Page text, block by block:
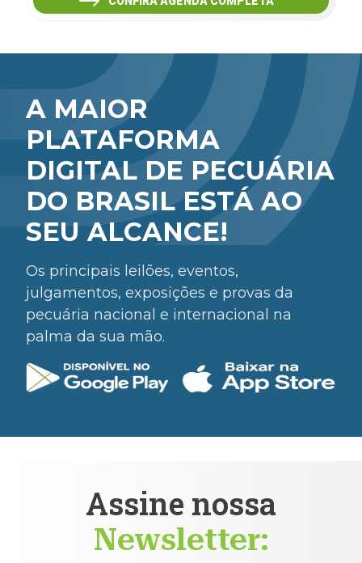
A MAIOR
PLATAFORMA
DIGITAL DE PECUÁRIA
DO BRASIL ESTÁ AO
SEU ALCANCE!
Os principais leilões, eventos,
julgamentos, exposições e provas da
pecuária nacional e internacional na
palma da sua mão.
Assine nossa
Newsletter: